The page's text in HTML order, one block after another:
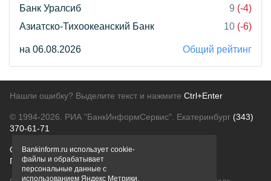
Банк Уралсиб
9 (-4)
Азиатско-Тихоокеанский Банк
10 (-6)
на 06.08.2026 Общий рейтинг
Нашли ошибку? Выделите текст и нажмите Ctrl+Enter
© 1994-2026. РИА "БанкИнформСервис". Екатеринбург (343)
370-61-71
О проектеПолитика конфиденциальности
Правовая информацияДля рекламодателей
Bankinform.ru использует cookie-
файлы и обрабатывает
персональные данные с
использованием Яндекс Метрики,